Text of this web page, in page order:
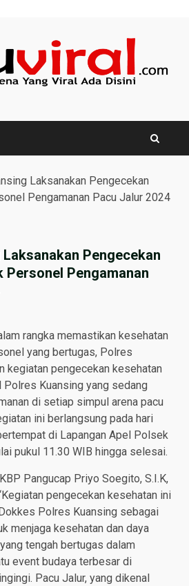
Laksanakan Pengecekan
Pengamanan Pacu Jalur 2024
Pengecekan
Personel Pengamanan
rangka memastikan kesehatan
yang bertugas, Polres
kegiatan pengecekan kesehatan
Kuansing yang sedang
di setiap simpul arena pacu
ini berlangsung pada hari
di Lapangan Apel Polsek
pukul 11.30 WIB hingga selesai.
Pangucap Priyo Soegito, S.I.K,
pengecekan kesehatan ini
Polres Kuansing sebagai
menjaga kesehatan dan daya
tengah bertugas dalam
event budaya terbesar di
Pacu Jalur, yang dikenal